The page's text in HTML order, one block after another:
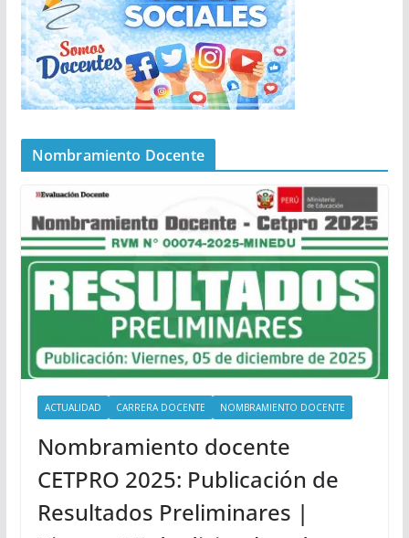
Nombramiento Docente
ACTUALIDAD CARRERA DOCENTE NOMBRAMIENTO DOCENTE
Nombramiento docente
CETPRO 2025: Publicación de
Resultados Preliminares |